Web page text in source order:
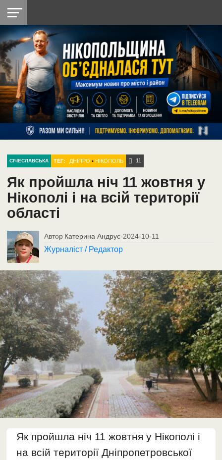
НІКОПОЛЬ
РАЙОН
СІЧЕСЛАВСЬКА
УКРАЇНА
РЕТРО
НІКОПОЛЬ
ЛАЙТ
УКРАЇНА
ДОПОМОГА
РАДІО
СІЧЕСЛАВСЬКА ТЕГ: ДНІПРО •НІКОПОЛЬ 11
Як пройшла ніч 11 жовтня у
Нікополі і на всій території
області
Автор Катерина Андрус-2024-10-11
Журналіст / Редактор
Як пройшла ніч 11 жовтня у Нікополі і
на всій території Дніпропетровської